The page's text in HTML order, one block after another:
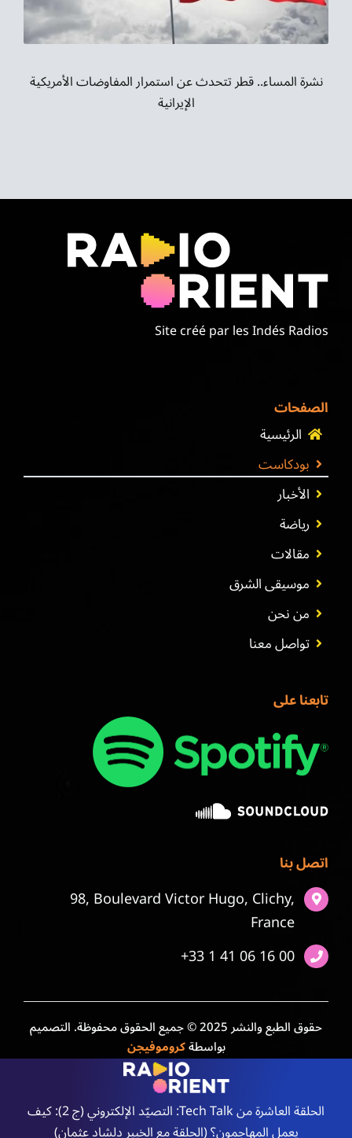
نشرة المساء.. قطر تتحدث عن استمرار المفاوضات الأمريكية
الإيرانية
Site créé par les Indés Radios
الصفحات
الرئيسية
بودكاست
الأخبار
رياضة
مقالات
موسيقى الشرق
من نحن
تواصل معنا
تابعنا على
اتصل بنا
98, Boulevard Victor Hugo, Clichy,
France
+33 1 41 06 16 00
حقوق الطبع والنشر 2025 © جميع الحقوق محفوظة. التصميم
بواسطةكروموفيجن
الحلقة العاشرة من Tech Talk: التصيّد الإلكتروني (ج 2): كيف
يعمل المهاجمون؟ (الحلقة مع الخبير دلشاد عثمان)